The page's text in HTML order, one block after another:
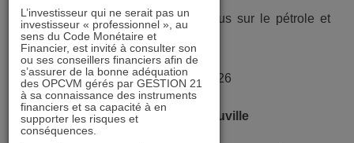
6) Un portefeuille thématique, focus sur le pétrole et
GTT : 27:35
7) Le portefeuille du président : 36:26
IMMOBILIER 21 avec Laurent Gauville
L’investisseur qui ne serait pas un
investisseur « professionnel », au
sens du Code Monétaire et
Financier, est invité à consulter son
ou ses conseillers financiers afin de
s’assurer de la bonne adéquation
des OPCVM gérés par GESTION 21
à sa connaissance des instruments
financiers et sa capacité à en
supporter les risques et
conséquences.